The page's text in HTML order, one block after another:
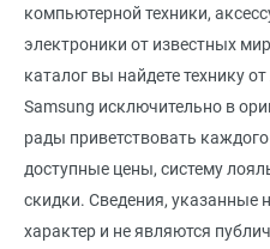
компьютерной техники,
электроники от известных
каталог вы найдете технику
Samsung исключительно в
рады приветствовать
доступные цены, систему
скидки. Сведения, указанные
характер и не являются